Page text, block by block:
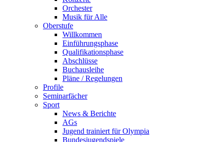
Orchester
Musik für Alle
Oberstufe
Willkommen
Einführungsphase
Qualifikationsphase
Abschlüsse
Buchausleihe
Pläne / Regelungen
Profile
Seminarfächer
Sport
News & Berichte
AGs
Jugend trainiert für Olympia
Bundesjugendspiele